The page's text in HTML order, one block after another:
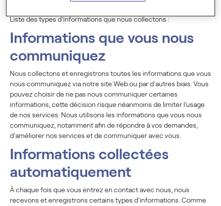
associées à une personne.
Liste des types d’informations que nous collectons :
Informations que vous nous
communiquez
Nous collectons et enregistrons toutes les informations que vous
nous communiquez via notre site Web ou par d'autres biais. Vous
pouvez choisir de ne pas nous communiquer certaines
informations, cette décision risque néanmoins de limiter l’usage
de nos services. Nous utilisons les informations que vous nous
communiquez, notamment afin de répondre à vos demandes,
d'améliorer nos services et de communiquer avec vous.
Informations collectées
automatiquement
À chaque fois que vous entrez en contact avec nous, nous
recevons et enregistrons certains types d'informations. Comme